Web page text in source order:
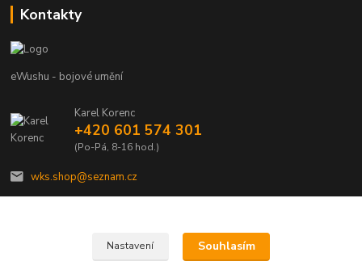
Kontakty
eWushu - bojové umění
Karel Korenc
+420 601 574 301
(Po-Pá, 8-16 hod.)
wks.shop@seznam.cz
Nastavení Souhlasím